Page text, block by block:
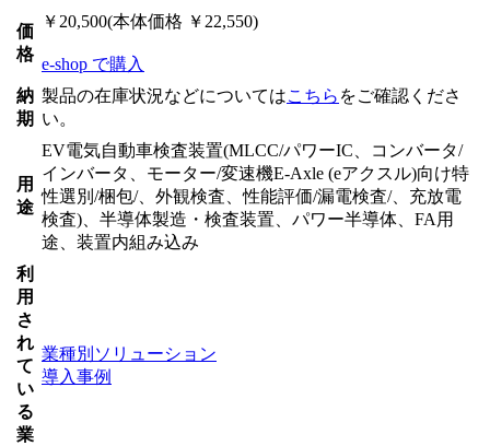
価
格
￥20,500(本体価格 ￥22,550)
e-shop で購入
納
期
製品の在庫状況などについてはこちら をご確認くださ
い。
用
途
EV電気自動車検査装置(MLCC/パワーIC、コンバータ/
インバータ、モーター/変速機E-Axle (eアクスル)向け特
性選別/梱包/、外観検査、性能評価/漏電検査/、充放電
検査)、半導体製造・検査装置、パワー半導体、FA用
途、装置内組み込み
利
用
さ
れ
て
い
る
業
業種別ソリューション
導入事例